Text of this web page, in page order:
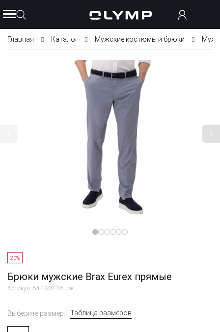
Главная Каталог Мужские костюмы и брюки
20%
Брюки мужские Brax Eurex прямые
Артикул: 54-1807-26 Joe
Выберите размер: Таблица размеров